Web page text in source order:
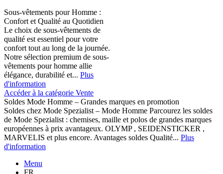
Sous-vêtements pour Homme :
Confort et Qualité au Quotidien
Le choix de sous-vêtements de
qualité est essentiel pour votre
confort tout au long de la journée.
Notre sélection premium de sous-
vêtements pour homme allie
élégance, durabilité et... Plus
d'information
Accéder à la catégorie Vente
Soldes Mode Homme – Grandes marques en promotion
Soldes chez Mode Spezialist – Mode Homme Parcourez les soldes
de Mode Spezialist : chemises, maille et polos de grandes marques
européennes à prix avantageux. OLYMP , SEIDENSTICKER ,
MARVELIS et plus encore. Avantages soldes Qualité... Plus
d'information
Menu
FR